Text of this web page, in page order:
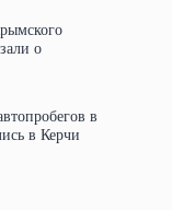
о
в
в Керчи